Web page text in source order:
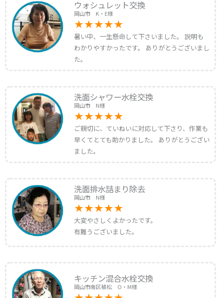
ウォシュレット交換
岡山市 K・E様
暑い中、一生懸命して下さいました。 説明も
わかりやすかったです。 ありがとうございまし
た。
洗面シャワー水栓交換
岡山市 N様
ご親切に、ていねいに対応して下さり、作業も
早くてとても助かりました。 ありがとうござい
ました。
洗面排水詰まり除去
岡山市 N様
大変やさしくよかったです。
有難うございました。
キッチン混合水栓交換
岡山市南区植松 O・M様